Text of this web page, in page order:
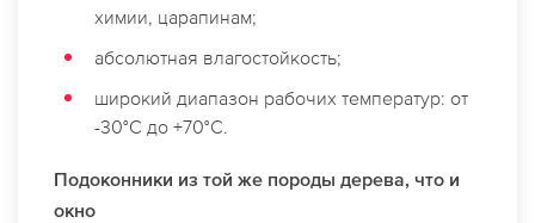
химии, царапинам;
абсолютная влагостойкость;
широкий диапазон рабочих температур: от
-30°C до +70°C.
Подоконники из той же породы дерева, что и
окно